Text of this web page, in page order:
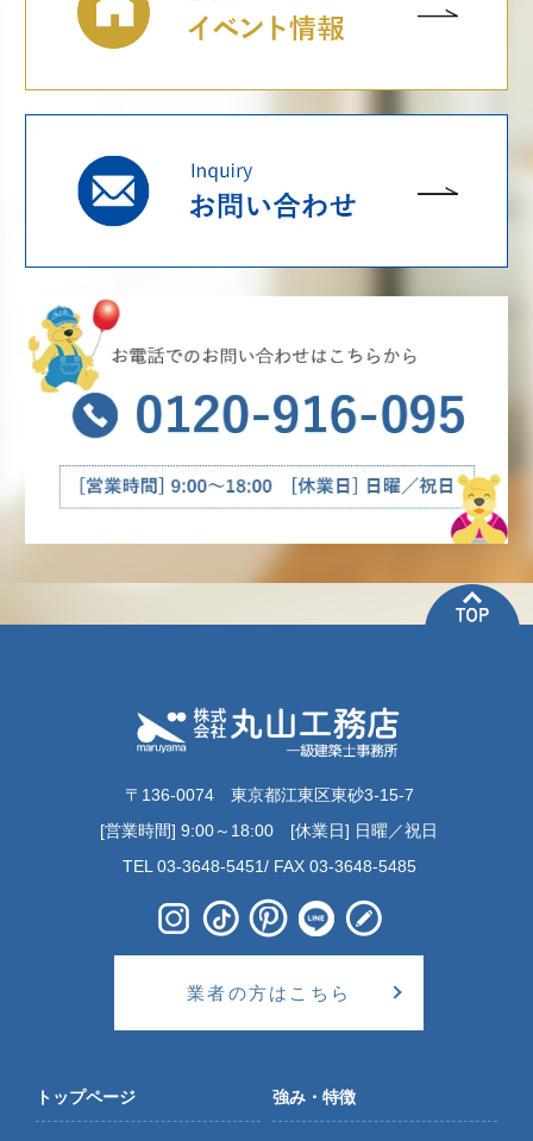
〒136-0074 東京都江東区東砂3-15-7
[営業時間] 9:00～18:00 [休業日] 日曜／祝日
TEL 03-3648-5451/ FAX 03-3648-5485
業者の方はこちら
トップページ 強み・特徴